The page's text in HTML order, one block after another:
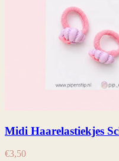
Midi Haarelastiekjes
€3,50